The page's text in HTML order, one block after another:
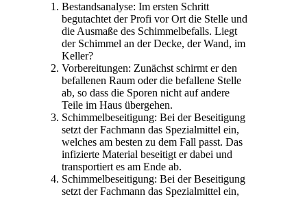
Bestandsanalyse: Im ersten Schritt
begutachtet der Profi vor Ort die Stelle und
die Ausmaße des Schimmelbefalls. Liegt
der Schimmel an der Decke, der Wand, im
Keller?
Vorbereitungen: Zunächst schirmt er den
befallenen Raum oder die befallene Stelle
ab, so dass die Sporen nicht auf andere
Teile im Haus übergehen.
Schimmelbeseitigung: Bei der Beseitigung
setzt der Fachmann das Spezialmittel ein,
welches am besten zu dem Fall passt. Das
infizierte Material beseitigt er dabei und
transportiert es am Ende ab.
Schimmelbeseitigung: Bei der Beseitigung
setzt der Fachmann das Spezialmittel ein,